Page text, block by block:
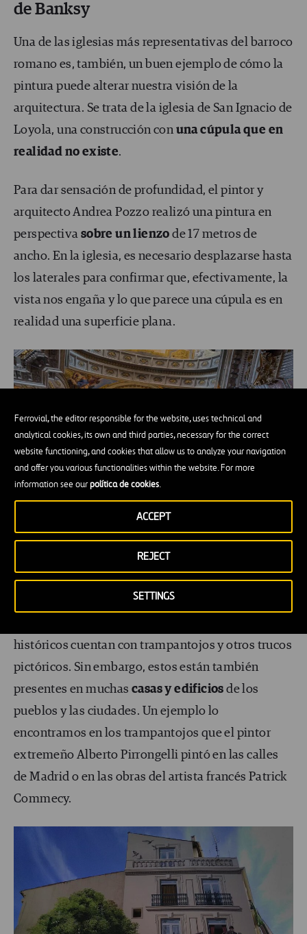
Ferrovial, the editor responsible for the website, uses technical and
analytical cookies, its own and third parties, necessary for the correct
website functioning, and cookies that allow us to analyze your navigation
and offer you various functionalities within the website. For more
information see ourpolítica de cookies.
SETTINGS
REJECT
ACCEPT
de Banksy
Una de las iglesias más representativas del barroco
romano es, también, un buen ejemplo de cómo la
pintura puede alterar nuestra visión de la
arquitectura. Se trata de la iglesia de San Ignacio de
Loyola, una construcción conuna cúpula que en
realidad no existe.
Para dar sensación de profundidad, el pintor y
arquitecto Andrea Pozzo realizó una pintura en
perspectiva sobre un lienzode 17 metros de
ancho. En la iglesia, es necesario desplazarse hasta
los laterales para confirmar que, efectivamente, la
vista nos engaña y lo que parece una cúpula es en
realidad una superficie plana.
Cúpula falsa de San Ignacio de Loyola.
Peciña(Flickr).
históricos cuentan con trampantojos y otros trucos
pictóricos. Sin embargo, estos están también
presentes en muchas casas y edificios de los
pueblos y las ciudades. Un ejemplo lo
encontramos en los trampantojos que el pintor
extremeño Alberto Pirrongelli pintó en las calles
de Madrid o en las obras del artista francés Patrick
Commecy.